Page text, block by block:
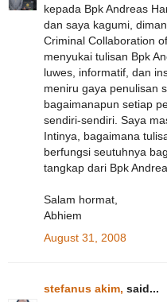
kepada Bpk Andreas
dan saya kagumi,
Criminal Collaboration
menyukai tulisan Bpk
luwes, informatif, dan
meniru gaya penulisan
bagaimanapun setiap
sendiri-sendiri. Saya
Intinya, bagaimana
berfungsi seutuhnya
tangkap dari Bpk
Salam hormat,
Abhiem
August 31, 2008
stefanus akim, said...